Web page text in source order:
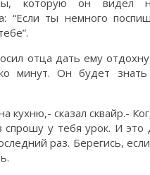
которую он видел
“Если ты немного
отца дать ему
минут. Он будет
кухню,- сказал сквайр.-
у тебя урок. И это
раз. Берегись,